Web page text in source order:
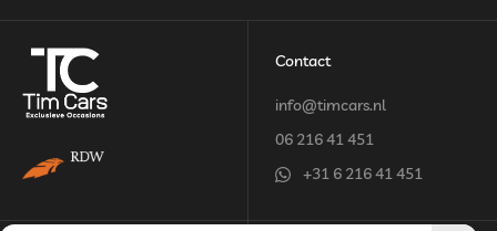
Contact
info@timcars.nl
06 216 41 451
+31 6 216 41 451